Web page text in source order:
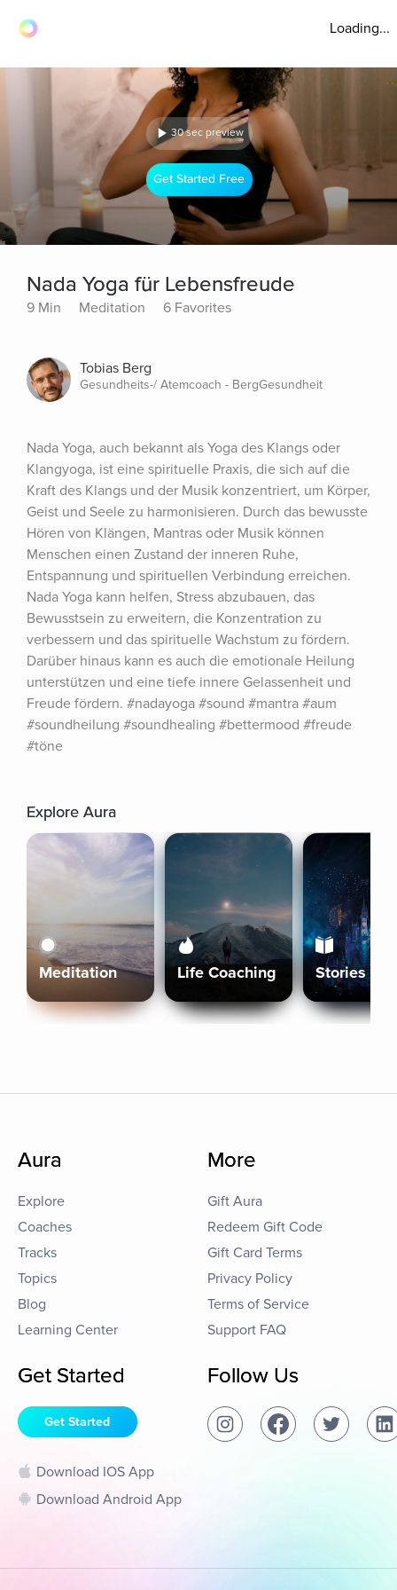
Loading...
30 sec preview
Get Started Free
Nada Yoga für Lebensfreude
9 Min Meditation 6 Favorites
Tobias Berg
Gesundheits-/ Atemcoach - BergGesundheit
Nada Yoga, auch bekannt als Yoga des Klangs oder
Klangyoga, ist eine spirituelle Praxis, die sich auf die
Kraft des Klangs und der Musik konzentriert, um Körper,
Geist und Seele zu harmonisieren. Durch das bewusste
Hören von Klängen, Mantras oder Musik können
Menschen einen Zustand der inneren Ruhe,
Entspannung und spirituellen Verbindung erreichen.
Nada Yoga kann helfen, Stress abzubauen, das
Bewusstsein zu erweitern, die Konzentration zu
verbessern und das spirituelle Wachstum zu fördern.
Darüber hinaus kann es auch die emotionale Heilung
unterstützen und eine tiefe innere Gelassenheit und
Freude fördern. #nadayoga #sound #mantra #aum
#soundheilung #soundhealing #bettermood #freude
#töne
Explore Aura
Meditation Life Coaching Stories
Aura
Explore
Coaches
Tracks
Topics
Blog
Learning Center
More
Gift Aura
Redeem Gift Code
Gift Card Terms
Privacy Policy
Terms of Service
Support FAQ
Get Started
Get Started
Download IOS App
Download Android App
Follow Us